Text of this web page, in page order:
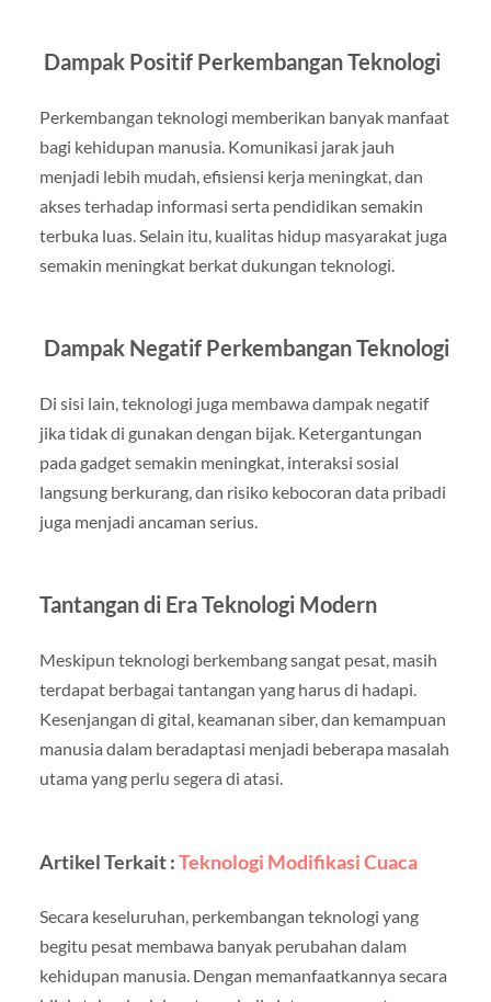
Dampak Positif Perkembangan Teknologi
Perkembangan teknologi memberikan banyak manfaat
bagi kehidupan manusia. Komunikasi jarak jauh
menjadi lebih mudah, efisiensi kerja meningkat, dan
akses terhadap informasi serta pendidikan semakin
terbuka luas. Selain itu, kualitas hidup masyarakat juga
semakin meningkat berkat dukungan teknologi.
Dampak Negatif Perkembangan Teknologi
Di sisi lain, teknologi juga membawa dampak negatif
jika tidak di gunakan dengan bijak. Ketergantungan
pada gadget semakin meningkat, interaksi sosial
langsung berkurang, dan risiko kebocoran data pribadi
juga menjadi ancaman serius.
Tantangan di Era Teknologi Modern
Meskipun teknologi berkembang sangat pesat, masih
terdapat berbagai tantangan yang harus di hadapi.
Kesenjangan di gital, keamanan siber, dan kemampuan
manusia dalam beradaptasi menjadi beberapa masalah
utama yang perlu segera di atasi.
Artikel Terkait :Teknologi Modifikasi Cuaca
Secara keseluruhan, perkembangan teknologi yang
begitu pesat membawa banyak perubahan dalam
kehidupan manusia. Dengan memanfaatkannya secara